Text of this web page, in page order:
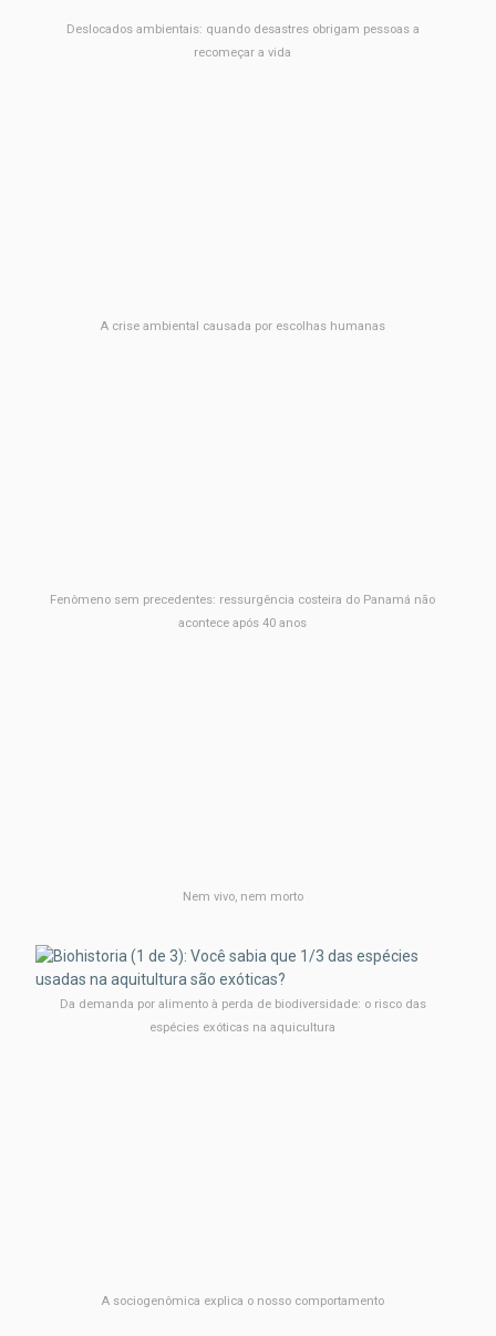
Deslocados ambientais: quando desastres obrigam pessoas a
recomeçar a vida
A crise ambiental causada por escolhas humanas
Fenômeno sem precedentes: ressurgência costeira do Panamá não
acontece após 40 anos
Nem vivo, nem morto
Da demanda por alimento à perda de biodiversidade: o risco das
espécies exóticas na aquicultura
A sociogenômica explica o nosso comportamento